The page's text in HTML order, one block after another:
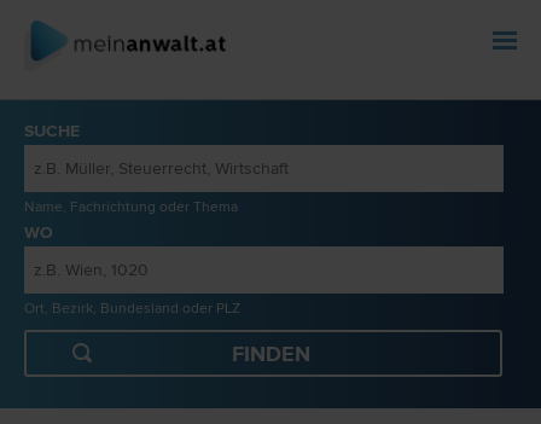
SUCHE
Name, Fachrichtung oder Thema
WO
Ort, Bezirk, Bundesland oder PLZ